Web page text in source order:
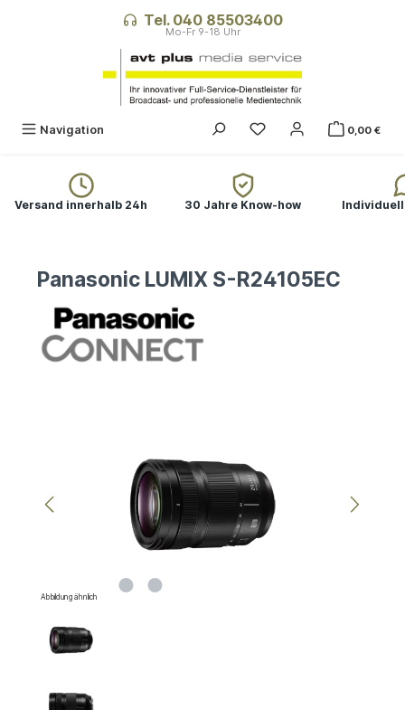
Tel. 040 85503400
Navigation 0,00 €
Versand innerhalb 24h 30 Jahre Know-how
Panasonic LUMIX S-R24105EC
Abbildung ähnlich